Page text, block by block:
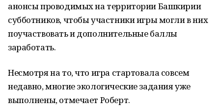
анонсы проводимых на территории Башкирии
субботников, чтобы участники игры могли в них
поучаствовать и дополнительные баллы
заработать.
Несмотря на то, что игра стартовала совсем
недавно, многие экологические задания уже
выполнены, отмечает Роберт.